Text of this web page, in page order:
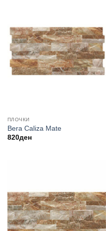
ПЛОЧКИ
Bera Caliza Mate
820ден